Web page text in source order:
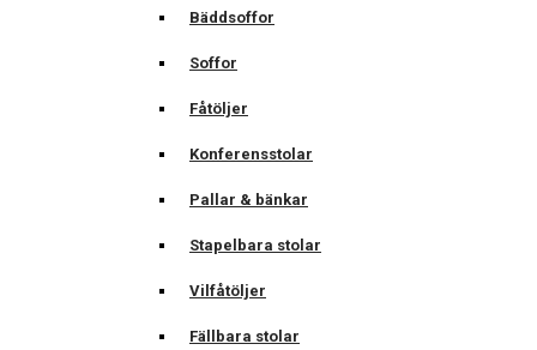
Bäddsoffor
Soffor
Fåtöljer
Konferensstolar
Pallar & bänkar
Stapelbara stolar
Vilfåtöljer
Fällbara stolar